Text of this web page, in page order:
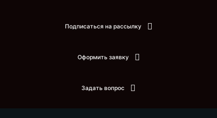
Подписаться на рассылку
Оформить заявку
Задать вопрос